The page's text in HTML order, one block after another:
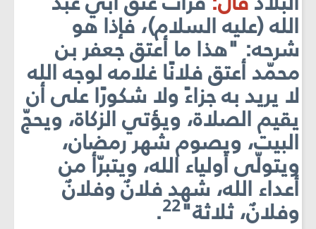
الله (عليه السلام)، فإذا هو
شرحه: "هذا ما أعتق جعفر بن
محمّد أعتق فلانًا غلامه لوجه الله
لا يريد به جزاءً ولا شكورًا على أن
يقيم الصلاة، ويؤتي الزكاة، ويحجّ
البيت، ويصوم شهر رمضان،
ويتولّى أولياء الله، ويتبرّأ من
أعداء الله، شهد فلانٌ وفلانٌ
وفلانٌ، ثلاثة"22
.